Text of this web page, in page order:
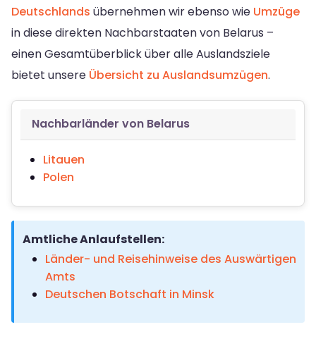
Deutschlands übernehmen wir ebenso wie Umzüge
in diese direkten Nachbarstaaten von Belarus –
einen Gesamtüberblick über alle Auslandsziele
bietet unsere Übersicht zu Auslandsumzügen.
Nachbarländer von Belarus
Litauen
Polen
Amtliche Anlaufstellen:
Länder- und Reisehinweise des Auswärtigen
Amts
Deutschen Botschaft in Minsk